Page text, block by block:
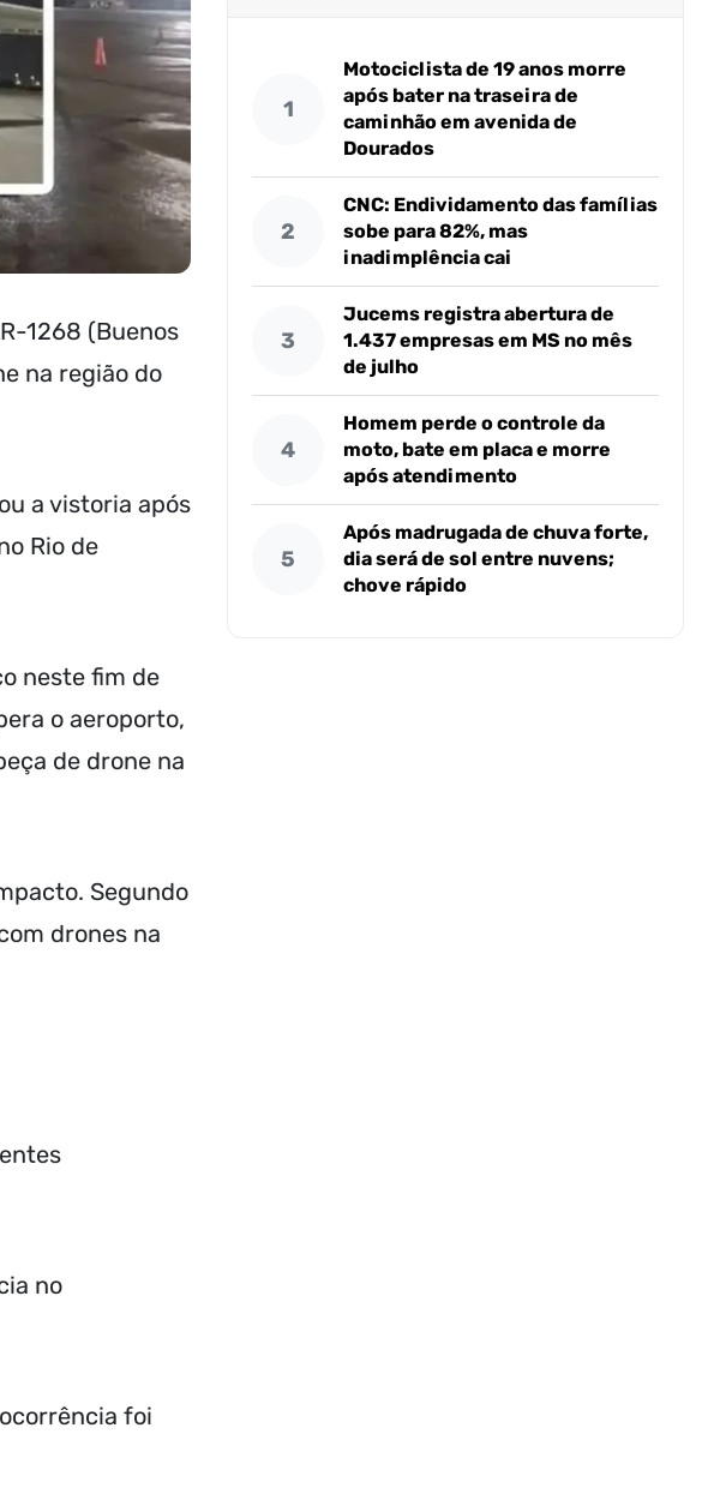
1268 (Buenos
na região do
a vistoria após
Rio de
neste fim de
o aeroporto,
de drone na
Segundo
drones na
no
foi
1
Motociclista de 19 anos morre
após bater na traseira de
caminhão em avenida de
Dourados
2
CNC: Endividamento das famílias
sobe para 82%, mas
inadimplência cai
3
Jucems registra abertura de
1.437 empresas em MS no mês
de julho
4
Homem perde o controle da
moto, bate em placa e morre
após atendimento
5
Após madrugada de chuva forte,
dia será de sol entre nuvens;
chove rápido